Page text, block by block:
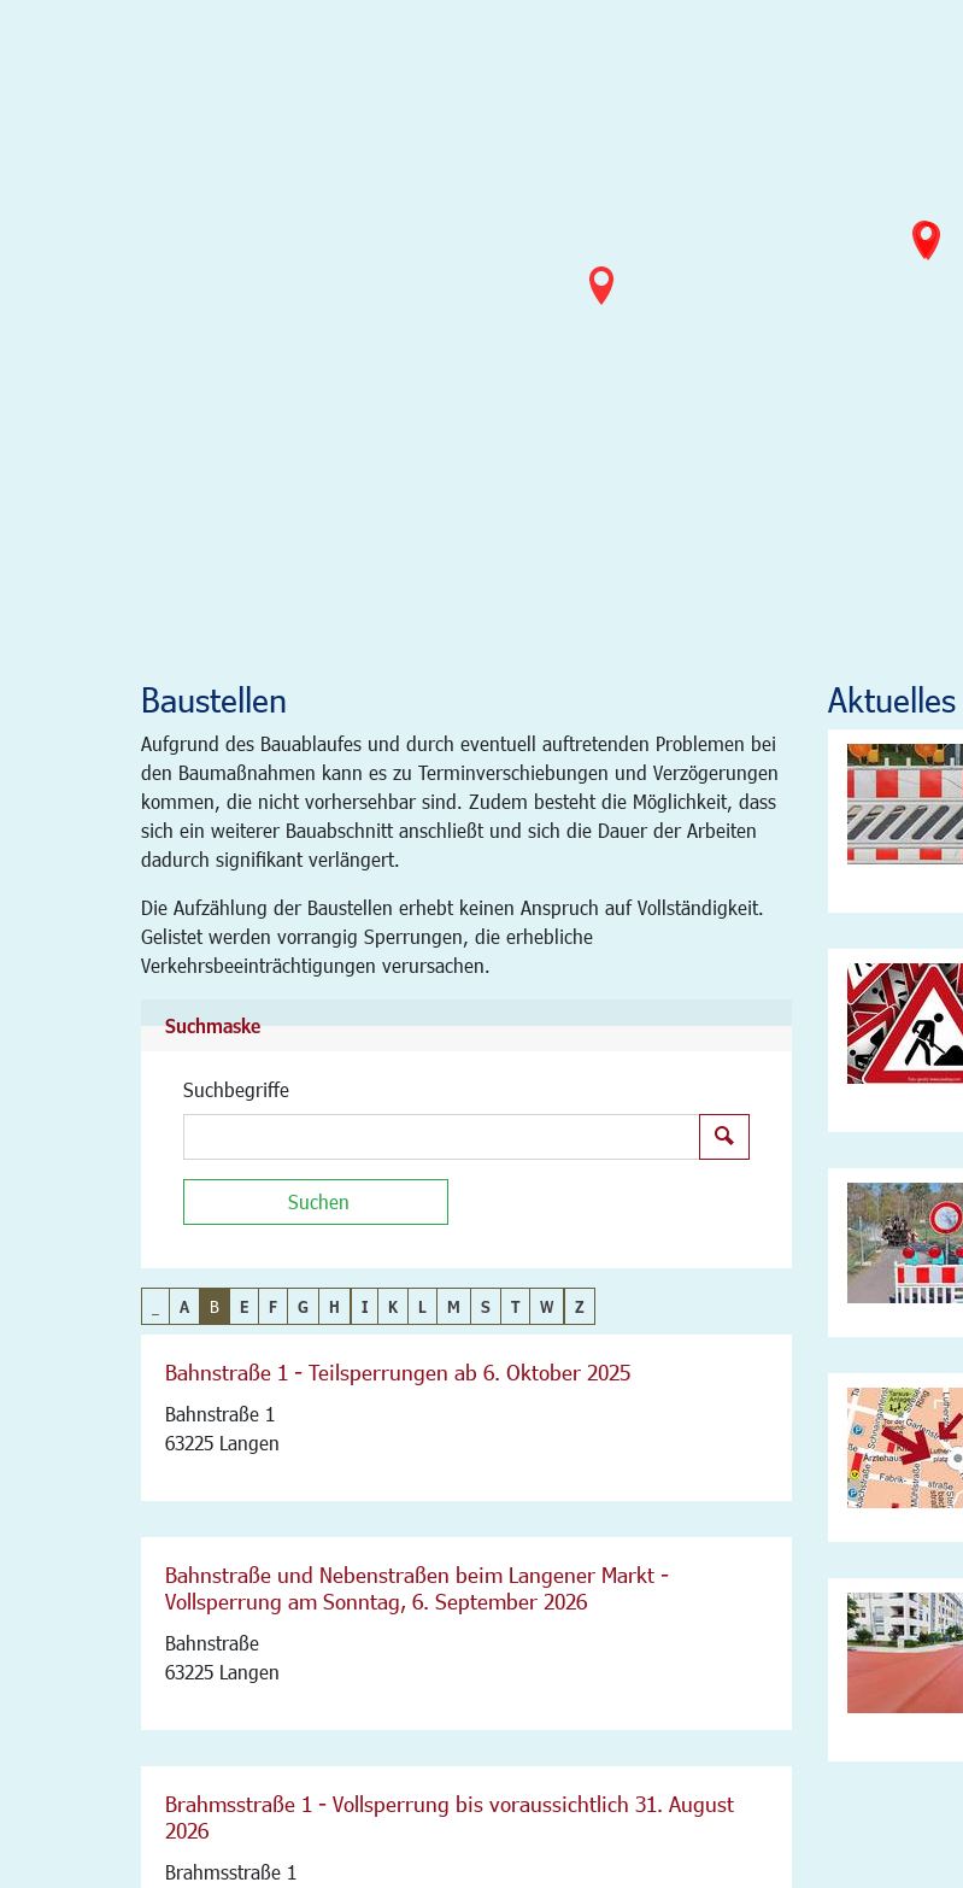
Baustellen
Aufgrund des Bauablaufes und durch eventuell auftretenden Problemen bei
den Baumaßnahmen kann es zu Terminverschiebungen und Verzögerungen
kommen, die nicht vorhersehbar sind. Zudem besteht die Möglichkeit, dass
sich ein weiterer Bauabschnitt anschließt und sich die Dauer der Arbeiten
dadurch signifikant verlängert.
Die Aufzählung der Baustellen erhebt keinen Anspruch auf Vollständigkeit.
Gelistet werden vorrangig Sperrungen, die erhebliche
Verkehrsbeeinträchtigungen verursachen.
Suchmaske
Suchbegriffe
Suchen
A B E F G H I K L M S T W Z
Bahnstraße 1 - Teilsperrungen ab 6. Oktober 2025
Bahnstraße 1
63225 Langen
Bahnstraße und Nebenstraßen beim Langener Markt -
Vollsperrung am Sonntag, 6. September 2026
Bahnstraße
63225 Langen
Brahmsstraße 1 - Vollsperrung bis voraussichtlich 31. August
2026
Brahmsstraße 1